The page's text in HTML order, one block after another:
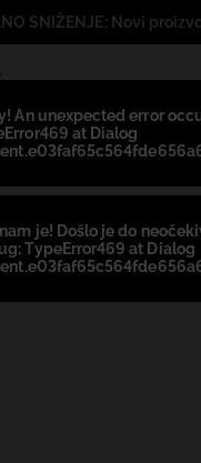
: An unexpected error
at Dialog
:
je! Došlo je do
TypeError469 at Dialog
SNIŽENJE: Novi